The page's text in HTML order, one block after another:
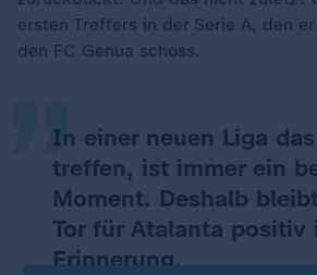
ersten Treffers in der Serie A, den
den FC Genua schoss.
In einer neuen Liga
treffen, ist immer ein
Moment. Deshalb
Tor für Atalanta positiv
Erinnerung.
„